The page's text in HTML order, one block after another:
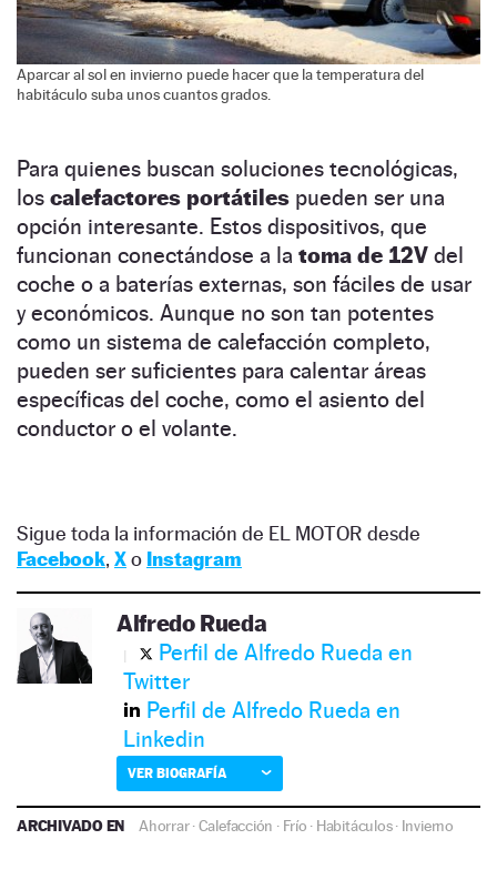
Aparcar al sol en invierno puede hacer que la temperatura del
habitáculo suba unos cuantos grados.
Para quienes buscan soluciones tecnológicas,
los calefactores portátiles pueden ser una
opción interesante. Estos dispositivos, que
funcionan conectándose a la toma de 12V del
coche o a baterías externas, son fáciles de usar
y económicos. Aunque no son tan potentes
como un sistema de calefacción completo,
pueden ser suficientes para calentar áreas
específicas del coche, como el asiento del
conductor o el volante.
Sigue toda la información de EL MOTOR desde
Facebook, Xo Instagram
Alfredo Rueda
Perfil de Alfredo Rueda en
Twitter
Perfil de Alfredo Rueda en
Linkedin
VER BIOGRAFÍA
ARCHIVADO EN Ahorrar·Calefacción · Frío · Habitáculos· Invierno